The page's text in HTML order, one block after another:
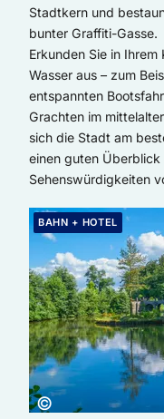
Stadtkern und
bunter Graffiti-Gasse.
Erkunden Sie in
Wasser aus – zum
entspannten
Grachten im
sich die Stadt am
einen guten
Sehenswürdigkeiten
Copyright:
©
BAHN + HOTEL
Weiter zur Buchung: